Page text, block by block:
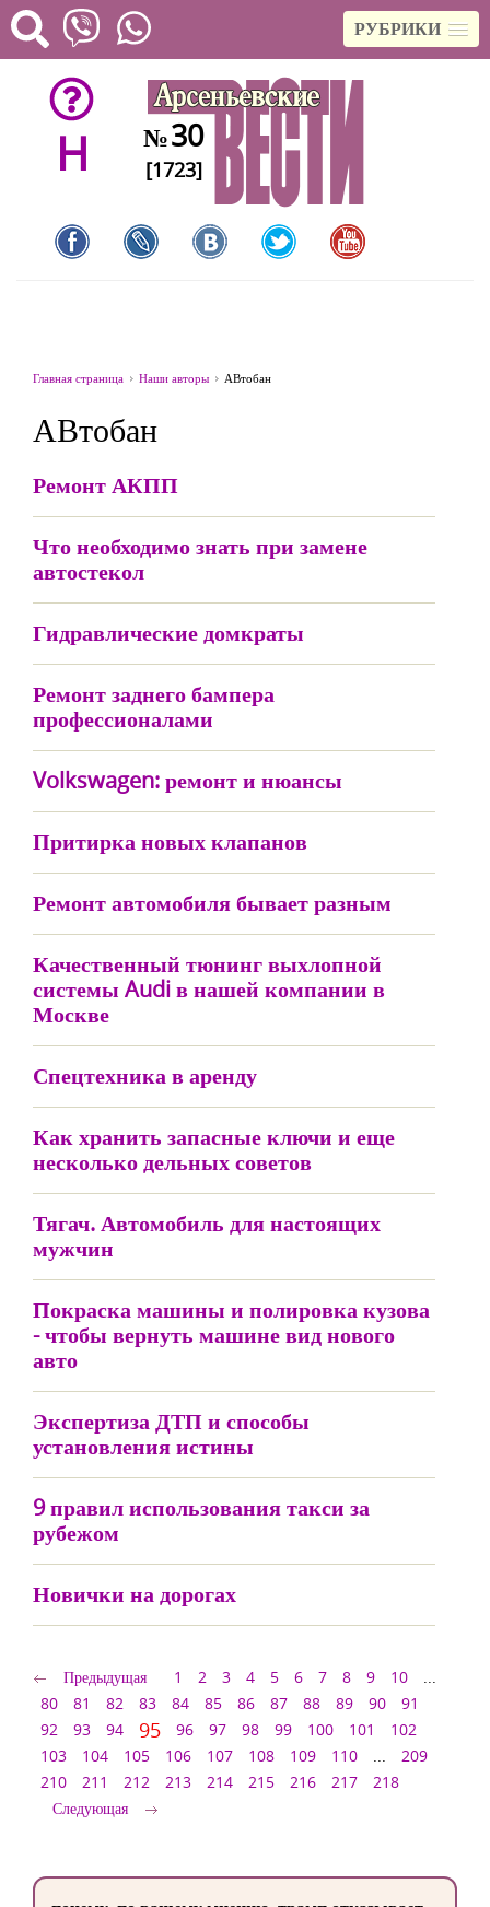
РУБРИКИ
H №30
[1723]
Главная страница Наши авторы АВтобан
АВтобан
Ремонт АКПП
Что необходимо знать при замене
автостекол
Гидравлические домкраты
Ремонт заднего бампера
профессионалами
Volkswagen: ремонт и нюансы
Притирка новых клапанов
Ремонт автомобиля бывает разным
Качественный тюнинг выхлопной
системы Audi в нашей компании в
Москве
Спецтехника в аренду
Как хранить запасные ключи и еще
несколько дельных советов
Тягач. Автомобиль для настоящих
мужчин
Покраска машины и полировка кузова
- чтобы вернуть машине вид нового
авто
Экспертиза ДТП и способы
установления истины
9 правил использования такси за
рубежом
Новички на дорогах
Предыдущая 1 2 3 4 5 6 7 8 9 10
...
80
81 82 83 84 85 86 87 88 89 90
91
92
93 94 95 96 97 98 99 100 101
102
103
104 105 106 107 108 109 110 ...
209
210
211 212 213 214 215 216 217
218
Следующая